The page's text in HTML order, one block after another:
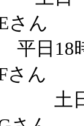
理を
にす
他生